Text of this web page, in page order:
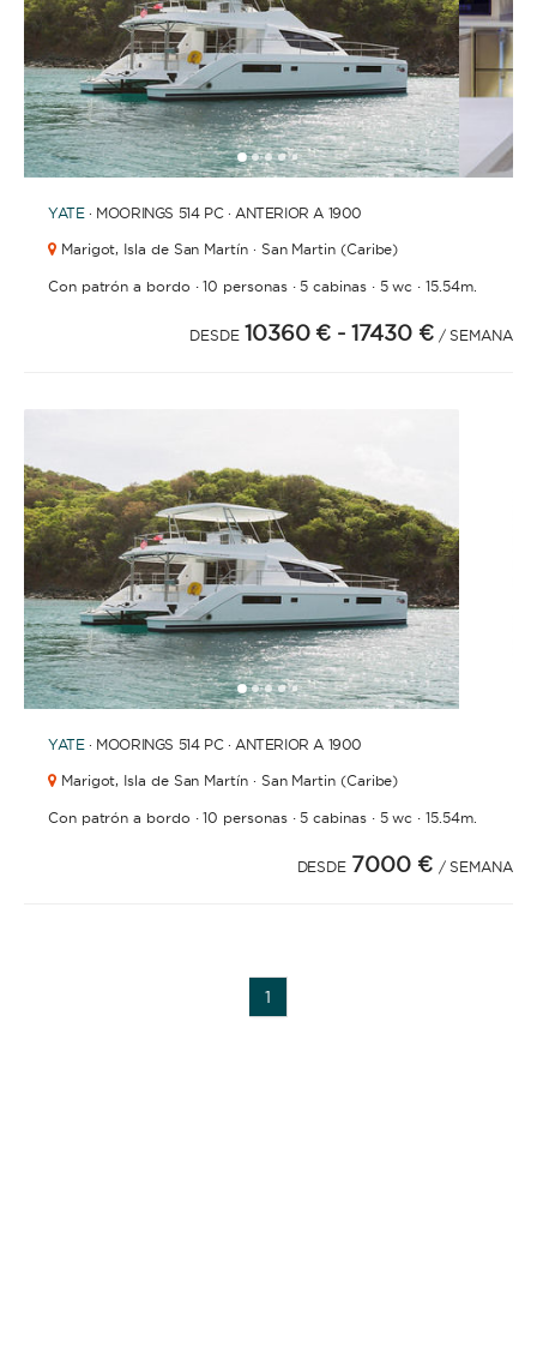
12345 678910111213
YATE · MOORINGS 514 PC · ANTERIOR A 1900
Marigot, Isla de San Martín · San Martin (Caribe)
Con patrón a bordo ·10 personas·5 cabinas· 5 wc ·15.54m.
DESDE 10360 € - 17430 € / SEMANA
12345 678910111213
YATE · MOORINGS 514 PC · ANTERIOR A 1900
Marigot, Isla de San Martín · San Martin (Caribe)
Con patrón a bordo ·10 personas·5 cabinas· 5 wc ·15.54m.
DESDE 7000 € / SEMANA
1